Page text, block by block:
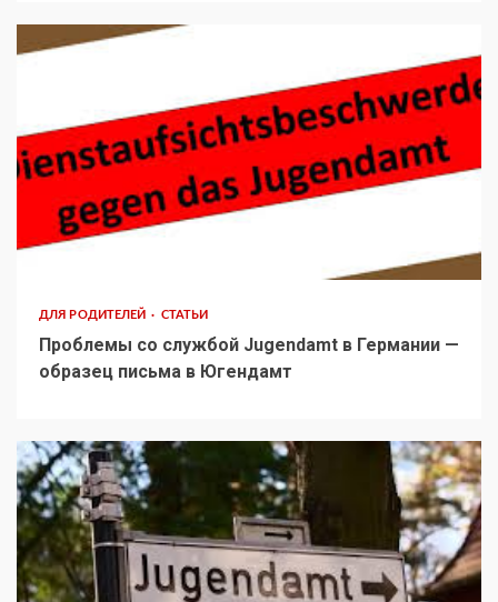
ДЛЯ РОДИТЕЛЕЙ СТАТЬИ
Проблемы со службой Jugendamt в Германии —
образец письма в Югендамт